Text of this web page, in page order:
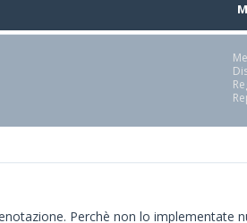
Perchè non lo implementate